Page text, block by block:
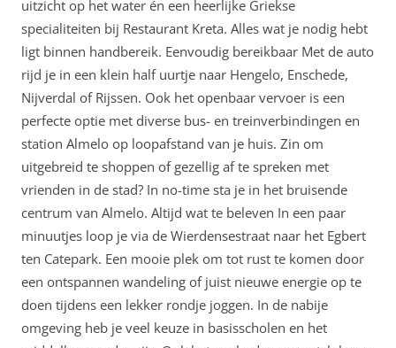
uitzicht op het water én een heerlijke Griekse
specialiteiten bij Restaurant Kreta. Alles wat je nodig hebt
ligt binnen handbereik. Eenvoudig bereikbaar Met de auto
rijd je in een klein half uurtje naar Hengelo, Enschede,
Nijverdal of Rijssen. Ook het openbaar vervoer is een
perfecte optie met diverse bus- en treinverbindingen en
station Almelo op loopafstand van je huis. Zin om
uitgebreid te shoppen of gezellig af te spreken met
vrienden in de stad? In no-time sta je in het bruisende
centrum van Almelo. Altijd wat te beleven In een paar
minuutjes loop je via de Wierdensestraat naar het Egbert
ten Catepark. Een mooie plek om tot rust te komen door
een ontspannen wandeling of juist nieuwe energie op te
doen tijdens een lekker rondje joggen. In de nabije
omgeving heb je veel keuze in basisscholen en het